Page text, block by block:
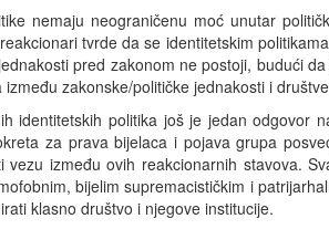
nemaju neograničenu moć unutar
tvrde da se identitetskim
pred zakonom ne postoji, budući
zakonske/političke jednakosti i
identitetskih politika još je jedan odgovor
za prava bijelaca i pojava grupa
vezu između ovih reakcionarnih stavova.
bijelim supremacističkim i
klasno društvo i njegove institucije.